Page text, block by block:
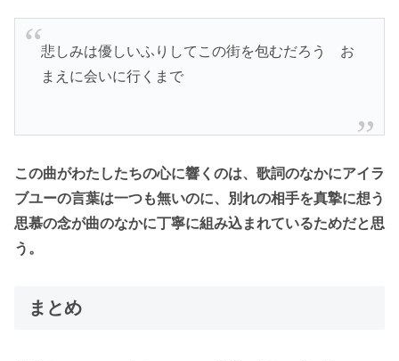
悲しみは優しいふりしてこの街を包むだろう お
まえに会いに行くまで
この曲がわたしたちの心に響くのは、歌詞のなかにアイラ
ブユーの言葉は一つも無いのに、別れの相手を真摯に想う
思慕の念が曲のなかに丁寧に組み込まれているためだと思
う。
まとめ